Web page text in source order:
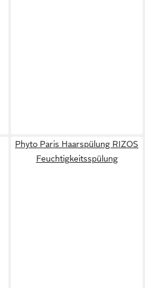
Phyto Paris Haarspülung RIZOS
Feuchtigkeitsspülung